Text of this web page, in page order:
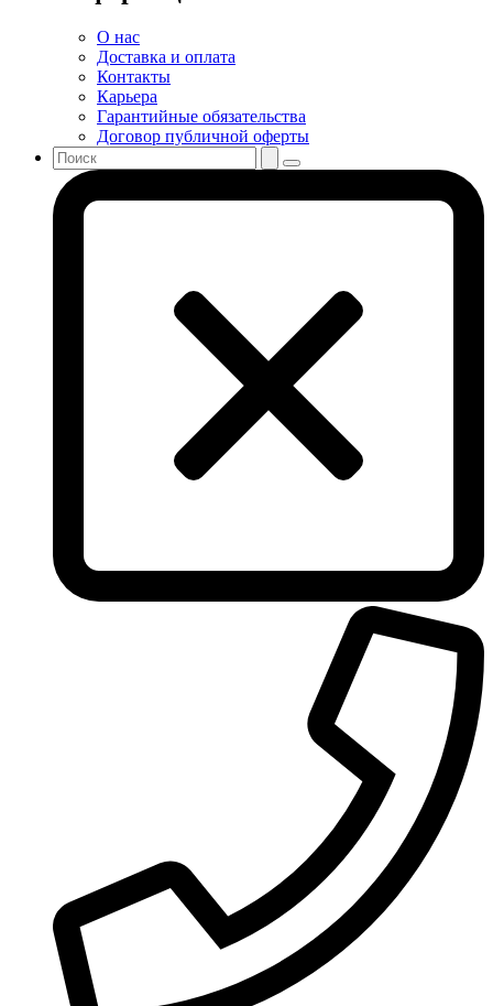
О нас
Доставка и оплата
Контакты
Карьера
Гарантийные обязательства
Договор публичной оферты